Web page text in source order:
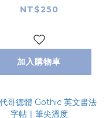
法字帖｜筆尖溫度
NT$250
加入購物車